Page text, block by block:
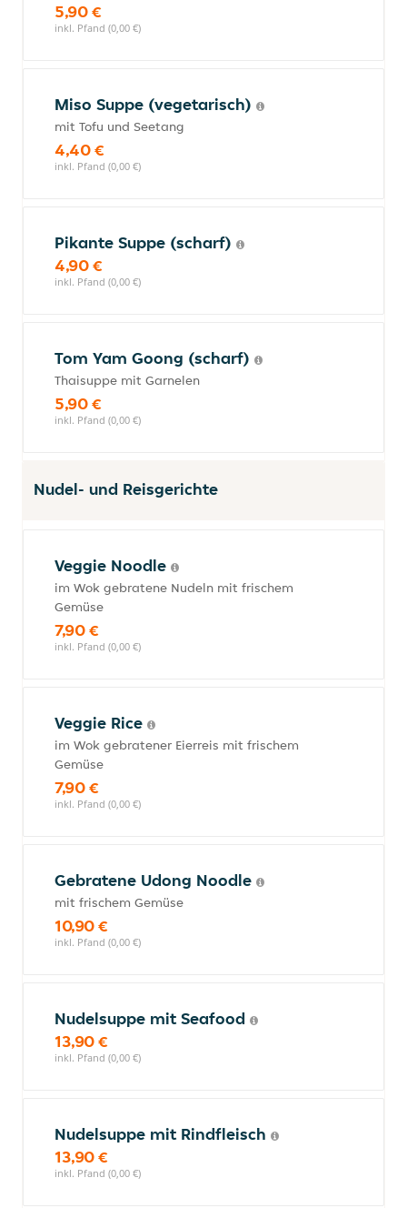
5,90 €
inkl. Pfand (0,00 €)
Miso Suppe (vegetarisch)
mit Tofu und Seetang
4,40 €
inkl. Pfand (0,00 €)
Pikante Suppe (scharf)
4,90 €
inkl. Pfand (0,00 €)
Tom Yam Goong (scharf)
Thaisuppe mit Garnelen
5,90 €
inkl. Pfand (0,00 €)
Nudel- und Reisgerichte
Veggie Noodle
im Wok gebratene Nudeln mit frischem
Gemüse
7,90 €
inkl. Pfand (0,00 €)
Veggie Rice
im Wok gebratener Eierreis mit frischem
Gemüse
7,90 €
inkl. Pfand (0,00 €)
Gebratene Udong Noodle
mit frischem Gemüse
10,90 €
inkl. Pfand (0,00 €)
Nudelsuppe mit Seafood
13,90 €
inkl. Pfand (0,00 €)
Nudelsuppe mit Rindfleisch
13,90 €
inkl. Pfand (0,00 €)